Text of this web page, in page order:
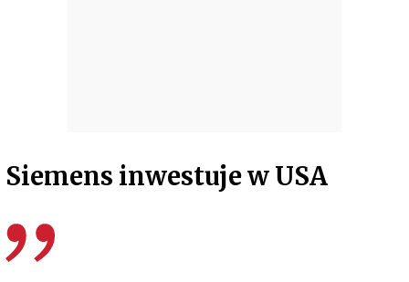
Siemens inwestuje w USA